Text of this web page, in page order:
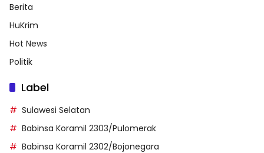
Berita
HuKrim
Hot News
Politik
Label
Sulawesi Selatan
Babinsa Koramil 2303/Pulomerak
Babinsa Koramil 2302/Bojonegara